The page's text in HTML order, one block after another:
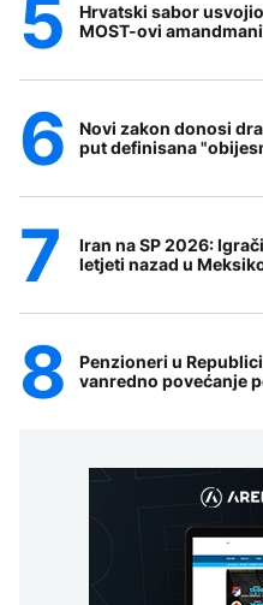
Hrvatski sabor
MOST-ovi amandmani
Novi zakon donosi
put definisana
Iran na SP 2026:
letjeti nazad u
Penzioneri u
vanredno povećanje